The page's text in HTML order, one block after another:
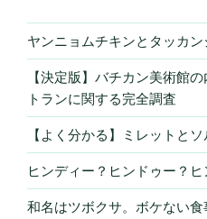
ヤンニョムチキンとタッカ
【決定版】バチカン美術館
トランに関する完全調査
【よく分かる】ミレットと
ヒンディー？ヒンドゥー？ヒ
和名はツボクサ。ボケない